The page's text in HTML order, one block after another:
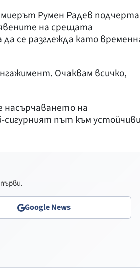
Румен Радев
на срещата
се разглежда като
Очаквам всичко,
на
сигурният път към
Google News